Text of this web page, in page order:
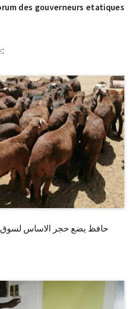
des gouverneurs etatiques
حافظ يضع حجر الاساس لسوق